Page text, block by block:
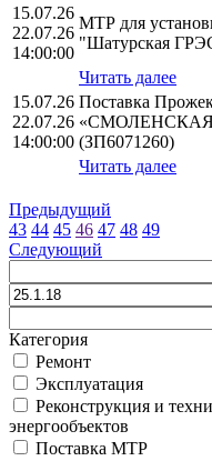
15.07.26
22.07.26
14:00:00
МТР для
"Шатурская
Читать далее
15.07.26
22.07.26
14:00:00
Поставка
«СМОЛЕНСКАЯ
(ЗП6071260)
Читать далее
Предыдущий
43 44 45 46 47 48 49
Следующий
Категория
Ремонт
Эксплуатация
Реконструкция и
энергообъектов
Поставка МТР